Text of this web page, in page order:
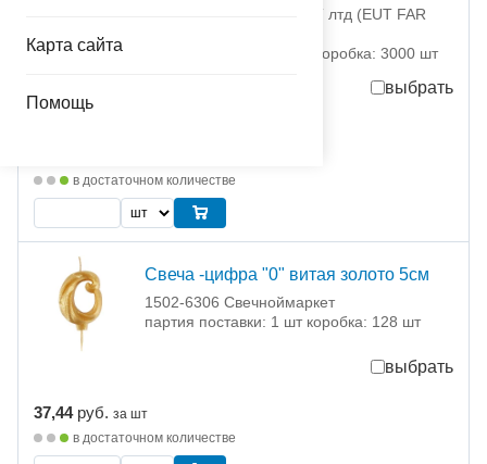
Карта сайта
Помощь
1103-2825 ЕУТ ФАР ИСТ лтд (EUT FAR
партия поставки: 25 шт коробка: 3000 шт
выбрать
в достаточном количестве
Свеча -цифра "0" витая золото 5см
1502-6306 Свечноймаркет
партия поставки: 1 шт коробка: 128 шт
выбрать
37,44 руб. за шт
в достаточном количестве